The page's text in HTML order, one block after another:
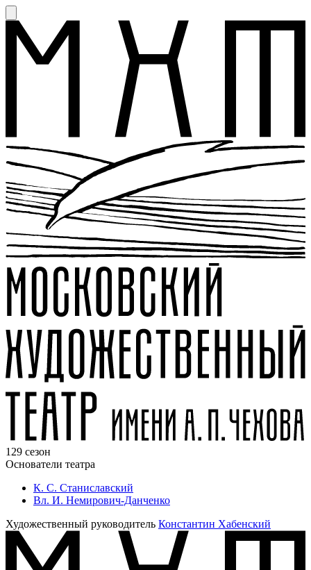
129 сезон
Основатели театра
К. С. Станиславский
Вл. И. Немирович-Данченко
Художественный руководитель Константин Хабенский